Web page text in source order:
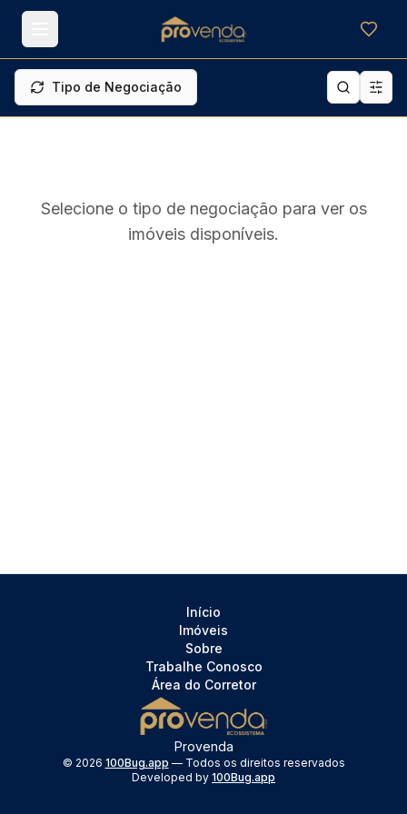
Tipo de Negociação
Selecione o tipo de negociação para ver os
imóveis disponíveis.
Início
Imóveis
Sobre
Trabalhe Conosco
Área do Corretor
Provenda
© 2026 100Bug.app — Todos os direitos reservados
Developed by 100Bug.app